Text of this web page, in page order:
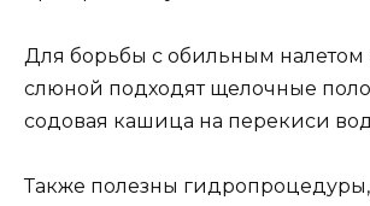
Для борьбы с обильным налетом
слюной подходят щелочные
содовая кашица на перекиси
Также полезны